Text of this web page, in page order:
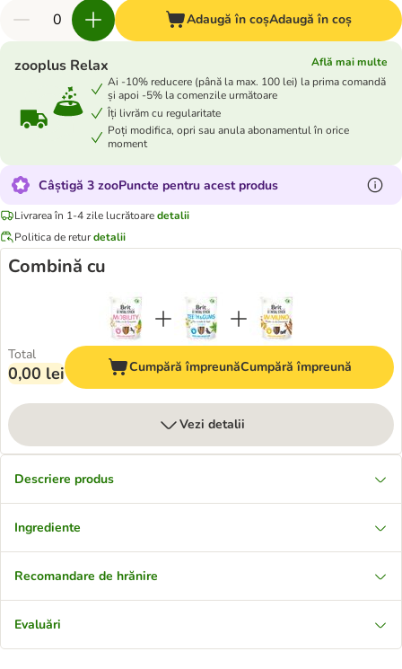
Adaugă în coșAdaugă în coș
zooplus Relax
Află mai multe
Ai -10% reducere (până la max. 100 lei) la prima comandă
și apoi -5% la comenzile următoare
Îți livrăm cu regularitate
Poți modifica, opri sau anula abonamentul în orice
moment
Câștigă 3 zooPuncte pentru acest produs
Livrarea în 1-4 zile lucrătoaredetalii
Politica de returdetalii
Combină cu
Total
0,00 lei Cumpără împreunăCumpără împreună
Vezi detalii
Descriere produs
Ingrediente
Recomandare de hrănire
Evaluări